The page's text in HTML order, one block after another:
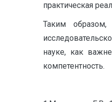
практическая
Таким образом,
науке, как
компетентность.